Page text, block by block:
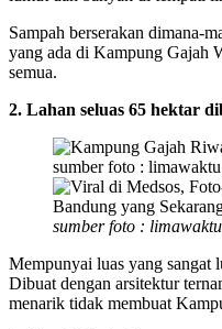
Sampah berserakan dimana-
yang ada di Kampung Gajah
semua.
2. Lahan seluas 65 hektar
sumber foto :
sumber foto :
Mempunyai luas yang sangat
Dibuat dengan arsitektur
menarik tidak membuat